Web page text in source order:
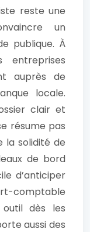
reste une
un
publique. À
entreprises
auprès de
locale.
clair et
résume pas
la solidité de
de bord
d’anticiper
comptable
dès les
aussi des